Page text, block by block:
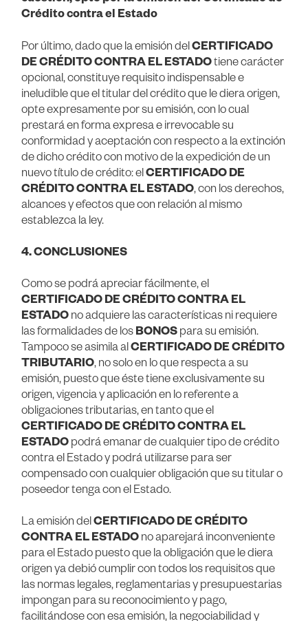
Crédito contra el Estado
Por último, dado que la emisión delCERTIFICADO
DE CRÉDITO CONTRA EL ESTADOtiene carácter
opcional, constituye requisito indispensable e
ineludible que el titular del crédito que le diera origen,
opte expresamente por su emisión, con lo cual
prestará en forma expresa e irrevocable su
conformidad y aceptación con respecto a la extinción
de dicho crédito con motivo de la expedición de un
nuevo título de crédito: elCERTIFICADO DE
CRÉDITO CONTRA EL ESTADO, con los derechos,
alcances y efectos que con relación al mismo
establezca la ley.
4. CONCLUSIONES
Como se podrá apreciar fácilmente, el
CERTIFICADO DE CRÉDITO CONTRA EL
ESTADOno adquiere las características ni requiere
las formalidades de losBONOSpara su emisión.
Tampoco se asimila alCERTIFICADO DE CRÉDITO
TRIBUTARIO, no solo en lo que respecta a su
emisión, puesto que éste tiene exclusivamente su
origen, vigencia y aplicación en lo referente a
obligaciones tributarias, en tanto que el
CERTIFICADO DE CRÉDITO CONTRA EL
ESTADOpodrá emanar de cualquier tipo de crédito
contra el Estado y podrá utilizarse para ser
compensado con cualquier obligación que su titular o
poseedor tenga con el Estado.
La emisión delCERTIFICADO DE CRÉDITO
CONTRA EL ESTADOno aparejará inconveniente
para el Estado puesto que la obligación que le diera
origen ya debió cumplir con todos los requisitos que
las normas legales, reglamentarias y presupuestarias
impongan para su reconocimiento y pago,
facilitándose con esa emisión, la negociabilidad y